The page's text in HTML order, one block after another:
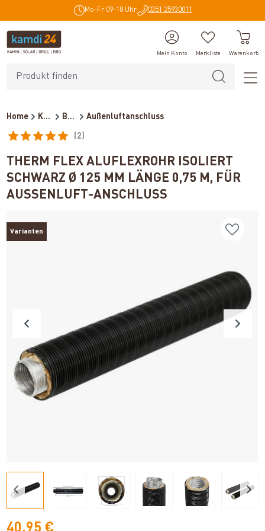
Mo-Fr 09-18 Uhr 0351 25930011
Mein Konto Merkliste Warenkorb
Home Kaminzubehör Be- und Entlüftung Außenluftanschluss
(2)
THERM FLEX ALUFLEXROHR ISOLIERT
SCHWARZ Ø 125 MM LÄNGE 0,75 M, FÜR
AUSSENLUFT-ANSCHLUSS
Varianten